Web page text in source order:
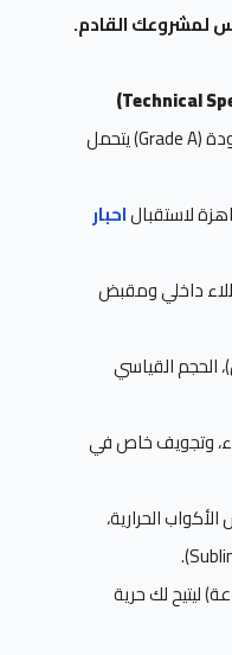
لمشروعك القادم.
سيراميك معالج عالي الجودة (Grade A) يتحمل
لاستقبالاحبار
داخلي ومقبض
(حوالي 325 مل)، الحجم القياسي
وتجويف خاص في
الحرارية،
ليتيح لك حرية